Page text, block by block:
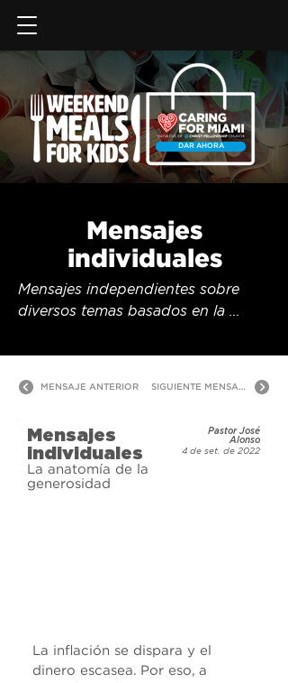
DAR AHORA
Mensajes
individuales
Mensajes independientes sobre
diversos temas basados en la
MENSAJE ANTERIOR SIGUIENTE MENSAJE
Mensajes
individuales
La anatomía de la
generosidad
Pastor José
Alonso
4 de set. de 2022
La inflación se dispara y el
dinero escasea. Por eso, a